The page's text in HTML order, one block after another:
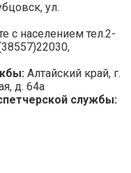
ул.
с населением тел.2-
Алтайский край, г.
д. 64а
службы: